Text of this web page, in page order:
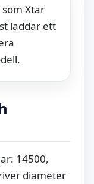
Xtar
laddar ett
14500,
diameter